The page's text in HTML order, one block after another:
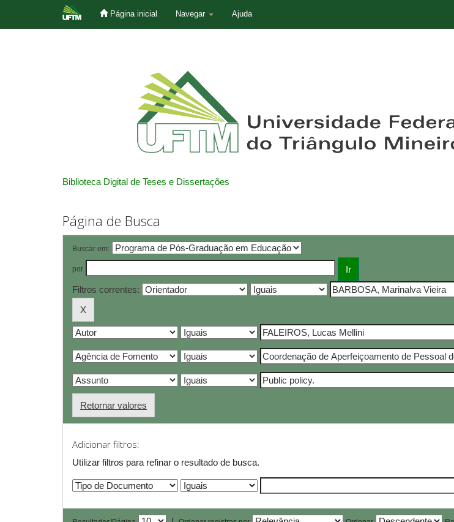
Página inicial Navegar Ajuda
Biblioteca Digital de Teses e Dissertações
Página de Busca
Buscar em:
por
Filtros correntes:
Retornar valores
Adicionar filtros:
Utilizar filtros para refinar o resultado de busca.